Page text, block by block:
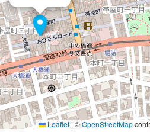
Leaflet | ©OpenStreetMap